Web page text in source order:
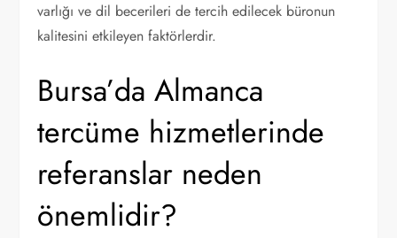
varlığı ve dil becerileri de tercih edilecek büronun
kalitesini etkileyen faktörlerdir.
Bursa’da Almanca
tercüme hizmetlerinde
referanslar neden
önemlidir?